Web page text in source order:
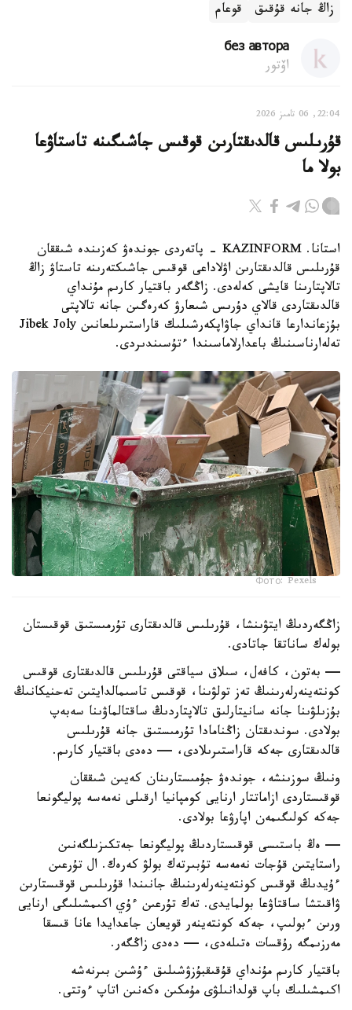
زاڭ جانە قۇقىق قوعام
без автора
اۆتور
22:04, 06 تامىز 2026
قۇرىلىس قالدىقتارىن قوقىس جاشىگىنە تاستاۋعا
بولا ما
استانا. KAZINFORM - پاتەردى جوندەۋ كەزىندە شىققان
قۇرىلىس قالدىقتارىن اۋلاداعى قوقىس جاشىكتەرىنە تاستاۋ زاڭ
تالاپتارىنا قايشى كەلەدى. زاڭگەر باقتيار كارىم مۇنداي
قالدىقتاردى قالاي دۇرىس شىعارۋ كەرەگىن جانە تالاپتى
بۇزعاندارعا قانداي جاۋاپكەرشىلىك قاراستىرىلعانىن Jibek Joly
تەلەارناسىنىڭ باعدارلاماسىندا ءتۇسىندىردى.
Фото: Pexels
زاڭگەردىڭ ايتۋىنشا، قۇرىلىس قالدىقتارى تۇرمىستىق قوقىستان
بولەك ساناتقا جاتادى.
— بەتون، كافەل، سىلاق سياقتى قۇرىلىس قالدىقتارى قوقىس
كونتەينەرلەرىنىڭ تەز تولۋىنا، قوقىس تاسىمالدايتىن تەحنيكانىڭ
بۇزىلۋىنا جانە سانيتارلىق تالاپتاردىڭ ساقتالماۋىنا سەبەپ
بولادى. سوندىقتان زاڭنامادا تۇرمىستىق جانە قۇرىلىس
قالدىقتارى جەكە قاراستىرىلادى، — دەدى باقتيار كارىم.
ونىڭ سوزىنشە، جوندەۋ جۇمىستارىنان كەيىن شىققان
قوقىستاردى ازاماتتار ارنايى كومپانيا ارقىلى نەمەسە پوليگونعا
جەكە كولىگىمەن اپارۋعا بولادى.
— ەڭ باستىسى قوقىستاردىڭ پوليگونعا جەتكىزىلگەنىن
راستايتىن قۇجات نەمەسە تۇبىرتەك بولۋ كەرەك. ال تۇرعىن
ءۇيدىڭ قوقىس كونتەينەرلەرىنىڭ جانىندا قۇرىلىس قوقىستارىن
ۋاقىتشا ساقتاۋعا بولمايدى. تەك تۇرعىن ءۇي اكىمشىلىگى ارنايى
ورىن ءبولىپ، جەكە كونتەينەر قويعان جاعدايدا عانا قىسقا
مەرزىمگە رۇقسات ەتىلەدى، — دەدى زاڭگەر.
باقتيار كارىم مۇنداي قۇقىقبۇزۋشىلىق ءۇشىن بىرنەشە
اكىمشىلىك باپ قولدانىلۋى مۇمكىن ەكەنىن اتاپ ءوتتى.